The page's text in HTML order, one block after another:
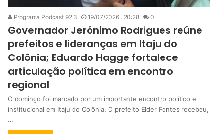
Programa Podcast 92.3 19/07/2026 . 20:28 0
Governador Jerônimo Rodrigues reúne
prefeitos e lideranças em Itaju do
Colônia; Eduardo Hagge fortalece
articulação política em encontro
regional
O domingo foi marcado por um importante encontro político e
institucional em Itaju do Colônia. O prefeito Elder Fontes recebeu,
…